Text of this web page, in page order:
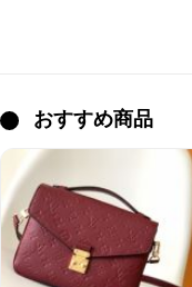
おすすめ商品